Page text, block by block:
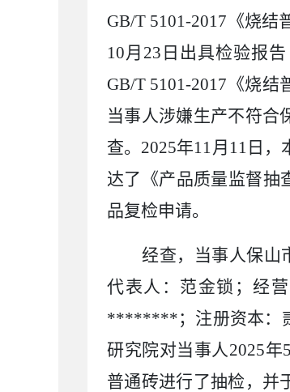
GB/T 5101-2017 《烧
10月 23 日出具检验报
GB/T 5101-2017 《烧
当事人涉嫌生产不符合
查。 2025年11月 11 日，
达了《产品质量监督抽
品复检申请。
经查，当事人保山
代表人：范金锁；经
********；注册资本：
研究院对当事人2025年5
普通砖进行了抽检，并